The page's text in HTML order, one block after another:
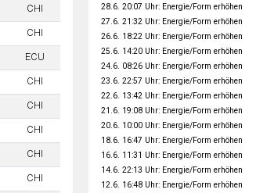
CHI
CHI
ECU
CHI
CHI
CHI
CHI
CHI
28.6. 20:07 Uhr: Energie/Form erhöhen
27.6. 21:32 Uhr: Energie/Form erhöhen
26.6. 18:22 Uhr: Energie/Form erhöhen
25.6. 14:20 Uhr: Energie/Form erhöhen
24.6. 08:26 Uhr: Energie/Form erhöhen
23.6. 22:57 Uhr: Energie/Form erhöhen
22.6. 13:42 Uhr: Energie/Form erhöhen
21.6. 19:08 Uhr: Energie/Form erhöhen
20.6. 10:00 Uhr: Energie/Form erhöhen
18.6. 16:47 Uhr: Energie/Form erhöhen
16.6. 11:31 Uhr: Energie/Form erhöhen
14.6. 22:13 Uhr: Energie/Form erhöhen
12.6. 16:48 Uhr: Energie/Form erhöhen